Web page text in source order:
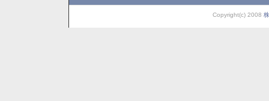
Copyright(c) 2008